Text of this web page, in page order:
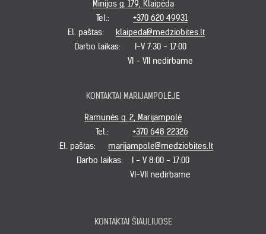
Minijos g. 179, Klaipėda
Tel.:
+370 620 49931
El. paštas:
klaipeda@medziobites.lt
Darbo laikas:
I-V 7:30 - 17:00
VI - VII nedirbame
KONTAKTAI MARIJAMPOLĖJE
Ramunės g. 2, Marijampolė
Tel.:
+370 648 22326
El. paštas:
marijampole@medziobites.lt
Darbo laikas:
I - V 8:00 - 17:00
VI-VII nedirbame
KONTAKTAI ŠIAULIUOSE